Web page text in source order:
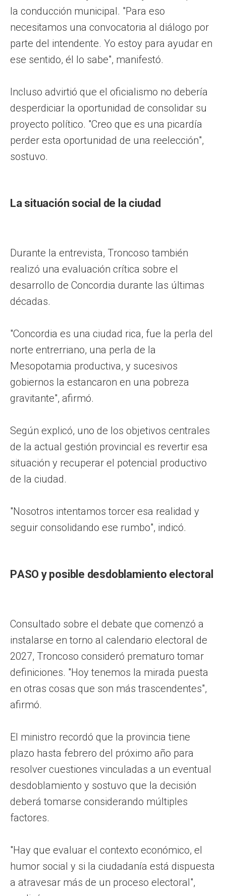
la conducción municipal. "Para eso
necesitamos una convocatoria al diálogo por
parte del intendente. Yo estoy para ayudar en
ese sentido, él lo sabe", manifestó.
Incluso advirtió que el oficialismo no debería
desperdiciar la oportunidad de consolidar su
proyecto político. "Creo que es una picardía
perder esta oportunidad de una reelección",
sostuvo.
La situación social de la ciudad
Durante la entrevista, Troncoso también
realizó una evaluación crítica sobre el
desarrollo de Concordia durante las últimas
décadas.
"Concordia es una ciudad rica, fue la perla del
norte entrerriano, una perla de la
Mesopotamia productiva, y sucesivos
gobiernos la estancaron en una pobreza
gravitante", afirmó.
Según explicó, uno de los objetivos centrales
de la actual gestión provincial es revertir esa
situación y recuperar el potencial productivo
de la ciudad.
"Nosotros intentamos torcer esa realidad y
seguir consolidando ese rumbo", indicó.
PASO y posible desdoblamiento electoral
Consultado sobre el debate que comenzó a
instalarse en torno al calendario electoral de
2027, Troncoso consideró prematuro tomar
definiciones. "Hoy tenemos la mirada puesta
en otras cosas que son más trascendentes",
afirmó.
El ministro recordó que la provincia tiene
plazo hasta febrero del próximo año para
resolver cuestiones vinculadas a un eventual
desdoblamiento y sostuvo que la decisión
deberá tomarse considerando múltiples
factores.
"Hay que evaluar el contexto económico, el
humor social y si la ciudadanía está dispuesta
a atravesar más de un proceso electoral",